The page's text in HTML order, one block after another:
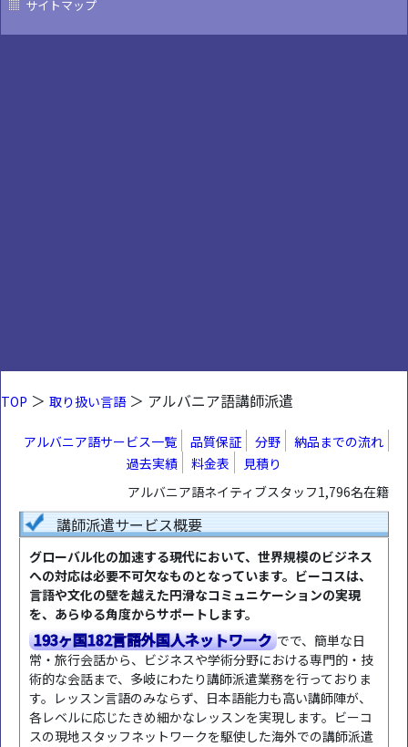
TOP ＞ 取り扱い言語＞ アルバニア語講師派遣
アルバニア語サービス一覧 品質保証 分野
納品までの流れ
過去実績
料金表
見積り
アルバニア語ネイティブスタッフ1,796名在籍
講師派遣サービス概要
グローバル化の加速する現代において、世界規模のビジネス
への対応は必要不可欠なものとなっています。ビーコスは、
言語や文化の壁を越えた円滑なコミュニケーションの実現
を、あらゆる角度からサポートします。
193ヶ国182言語外国人ネットワーク でで、簡単な日
常・旅行会話から、ビジネスや学術分野における専門的・技
術的な会話まで、多岐にわたり講師派遣業務を行っておりま
す。レッスン言語のみならず、日本語能力も高い講師陣が、
各レベルに応じたきめ細かなレッスンを実現します。ビーコ
スの現地スタッフネットワークを駆使した海外での講師派遣